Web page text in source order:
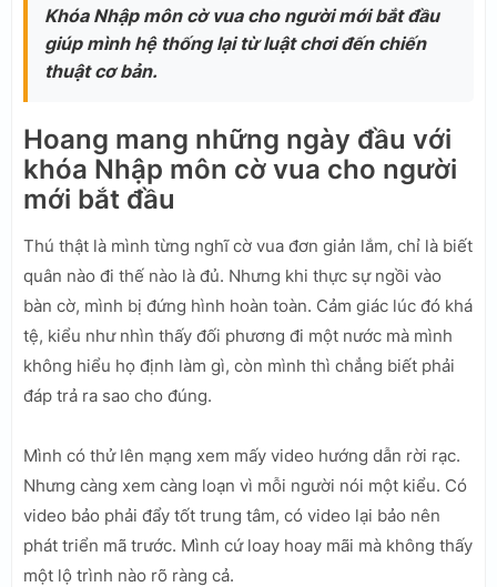
Khóa Nhập môn cờ vua cho người mới bắt đầu
giúp mình hệ thống lại từ luật chơi đến chiến
thuật cơ bản.
Hoang mang những ngày đầu với
khóa Nhập môn cờ vua cho người
mới bắt đầu
Thú thật là mình từng nghĩ cờ vua đơn giản lắm, chỉ là biết
quân nào đi thế nào là đủ. Nhưng khi thực sự ngồi vào
bàn cờ, mình bị đứng hình hoàn toàn. Cảm giác lúc đó khá
tệ, kiểu như nhìn thấy đối phương đi một nước mà mình
không hiểu họ định làm gì, còn mình thì chẳng biết phải
đáp trả ra sao cho đúng.
Mình có thử lên mạng xem mấy video hướng dẫn rời rạc.
Nhưng càng xem càng loạn vì mỗi người nói một kiểu. Có
video bảo phải đẩy tốt trung tâm, có video lại bảo nên
phát triển mã trước. Mình cứ loay hoay mãi mà không thấy
một lộ trình nào rõ ràng cả.